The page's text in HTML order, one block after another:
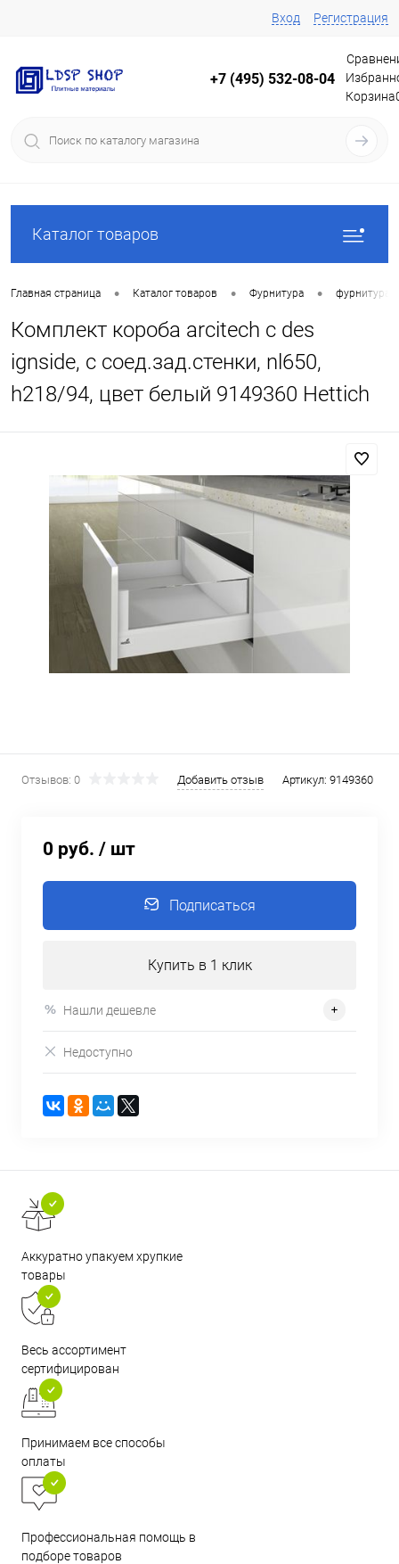
Вход Регистрация
+7 (495) 532-08-04
Корзина
Каталог товаров
Главная страница • Каталог товаров • Фурнитура • фурнитура
Комплект короба arcitech с des
ignside, с соед.зад.стенки, nl650,
h218/94, цвет белый 9149360 Hettich
Отзывов: 0 Добавить отзыв Артикул: 9149360
0 руб. / шт
Подписаться
Купить в 1 клик
Нашли дешевле
Недоступно
Аккуратно упакуем хрупкие
товары
Весь ассортимент
сертифицирован
Принимаем все способы
оплаты
Профессиональная помощь в
подборе товаров